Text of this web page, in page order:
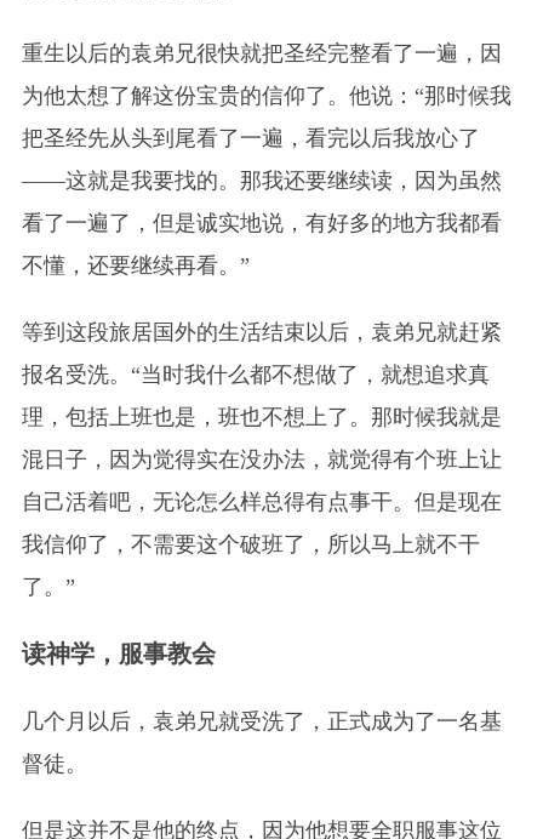
重生以后的袁弟兄很快就把圣经完整看了一遍，因
为他太想了解这份宝贵的信仰了。他说：“那时候我
把圣经先从头到尾看了一遍，看完以后我放心了
——这就是我要找的。那我还要继续读，因为虽然
看了一遍了，但是诚实地说，有好多的地方我都看
不懂，还要继续再看。”
等到这段旅居国外的生活结束以后，袁弟兄就赶紧
报名受洗。“当时我什么都不想做了，就想追求真
理，包括上班也是，班也不想上了。那时候我就是
混日子，因为觉得实在没办法，就觉得有个班上让
自己活着吧，无论怎么样总得有点事干。但是现在
我信仰了，不需要这个破班了，所以马上就不干
了。”
读神学，服事教会
几个月以后，袁弟兄就受洗了，正式成为了一名基
督徒。
但是这并不是他的终点，因为他想要全职服事这位